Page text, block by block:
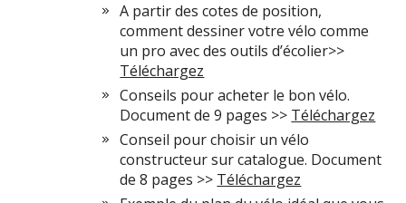
A partir des cotes de position,
comment dessiner votre vélo comme
un pro avec des outils d’écolier>>
Téléchargez
Conseils pour acheter le bon vélo.
Document de 9 pages >> Téléchargez
Conseil pour choisir un vélo
constructeur sur catalogue. Document
de 8 pages >> Téléchargez